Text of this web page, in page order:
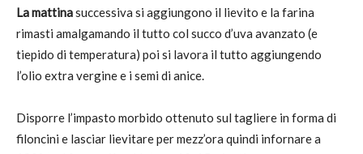
La mattinasuccessiva si aggiungono il lievito e la farina
rimasti amalgamando il tutto col succo d’uva avanzato (e
tiepido di temperatura) poi si lavora il tutto aggiungendo
l’olio extra vergine e i semi di anice.
Disporre l’impasto morbido ottenuto sul tagliere in forma di
filoncini e lasciar lievitare per mezz’ora quindi infornare a